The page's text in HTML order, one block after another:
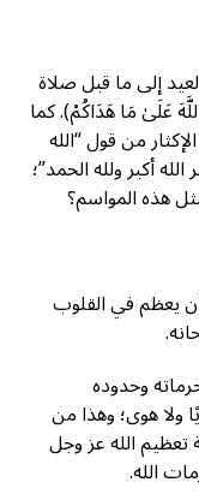
إلى ما قبل صلاة
عَلَىٰ مَا هَدَاكُمْ). كما
من قول “الله
الله أكبر ولله الحمد”؛
هذه المواسم؟
يعظم في القلوب
وحدوده
ولا هوى؛ وهذا من
تعظيم الله عز وجل
الله.